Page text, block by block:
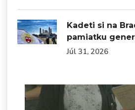
Kadeti si na
pamiatku
Júl 31, 2026